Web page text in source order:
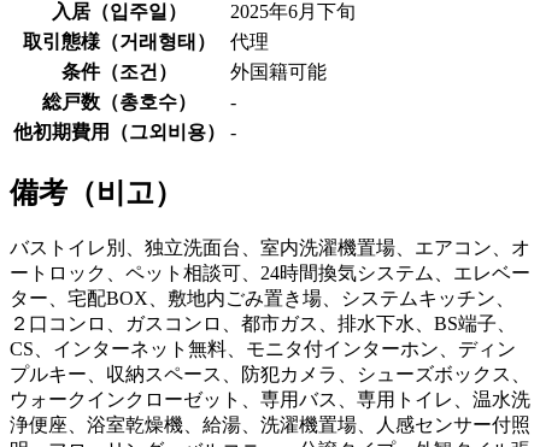
入居（입주일 ）
2025年6月下旬
取引態様（거래형태 ）
代理
条件（조건 ）
外国籍可能
総戸数（총호수）
-
他初期費用（그외비용） -
備考（비고）
バストイレ別、独立洗面台、室内洗濯機置場、エアコン、オ
ートロック、ペット相談可、24時間換気システム、エレベー
ター、宅配BOX、敷地内ごみ置き場、システムキッチン、
２口コンロ、ガスコンロ、都市ガス、排水下水、BS端子、
CS、インターネット無料、モニタ付インターホン、ディン
プルキー、収納スペース、防犯カメラ、シューズボックス、
ウォークインクローゼット、専用バス、専用トイレ、温水洗
浄便座、浴室乾燥機、給湯、洗濯機置場、人感センサー付照